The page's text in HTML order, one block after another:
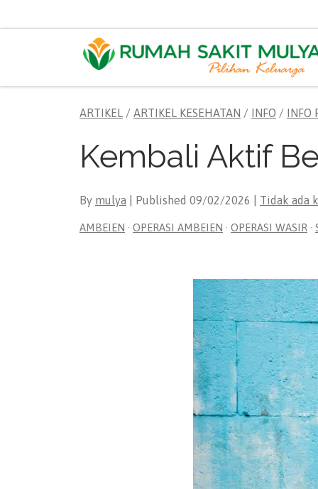
ARTIKEL / ARTIKEL KESEHATAN / INFO / INFO
Kembali Aktif
By mulya | Published 09/02/2026 Tidak ada
AMBEIEN · OPERASI AMBEIEN · OPERASI WASIR ·